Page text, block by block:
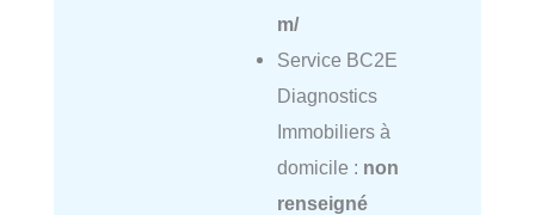
m/
Service BC2E
Diagnostics
Immobiliers à
domicile : non
renseigné